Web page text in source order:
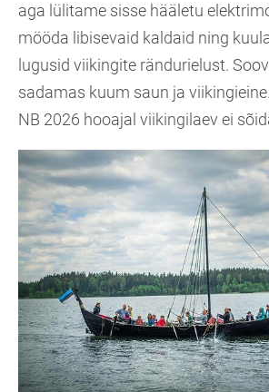
aga lülitame sisse hääletu
mööda libisevaid kaldaid ning
lugusid viikingite rändurielust.
sadamas kuum saun ja viikingieine.
NB 2026 hooajal viikingilaev ei